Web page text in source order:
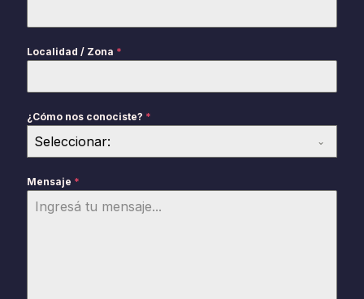
Localidad / Zona *
¿Cómo nos conociste? *
Seleccionar:
Mensaje *